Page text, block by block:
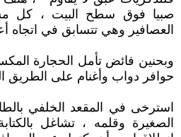
صبيا فوق سطح البيت ، كل
العصافير وهي تتسابق في اتجاه
وبحنين فائض تأمل الحجارة
حوافر دواب وأغنام على الطريق
استرخى في المقعد الخلفي
الصغيرة وقلمه ، تشاغل